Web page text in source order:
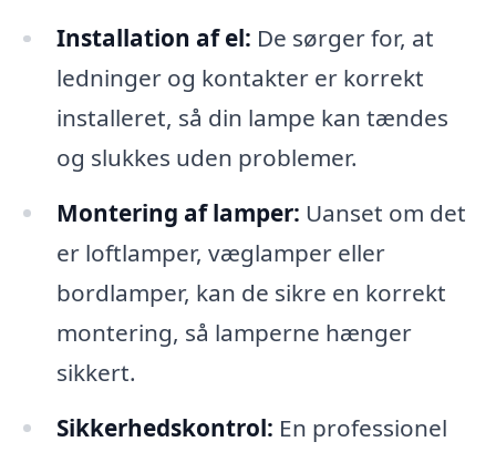
Installation af el: De sørger for, at
ledninger og kontakter er korrekt
installeret, så din lampe kan tændes
og slukkes uden problemer.
Montering af lamper: Uanset om det
er loftlamper, væglamper eller
bordlamper, kan de sikre en korrekt
montering, så lamperne hænger
sikkert.
Sikkerhedskontrol: En professionel